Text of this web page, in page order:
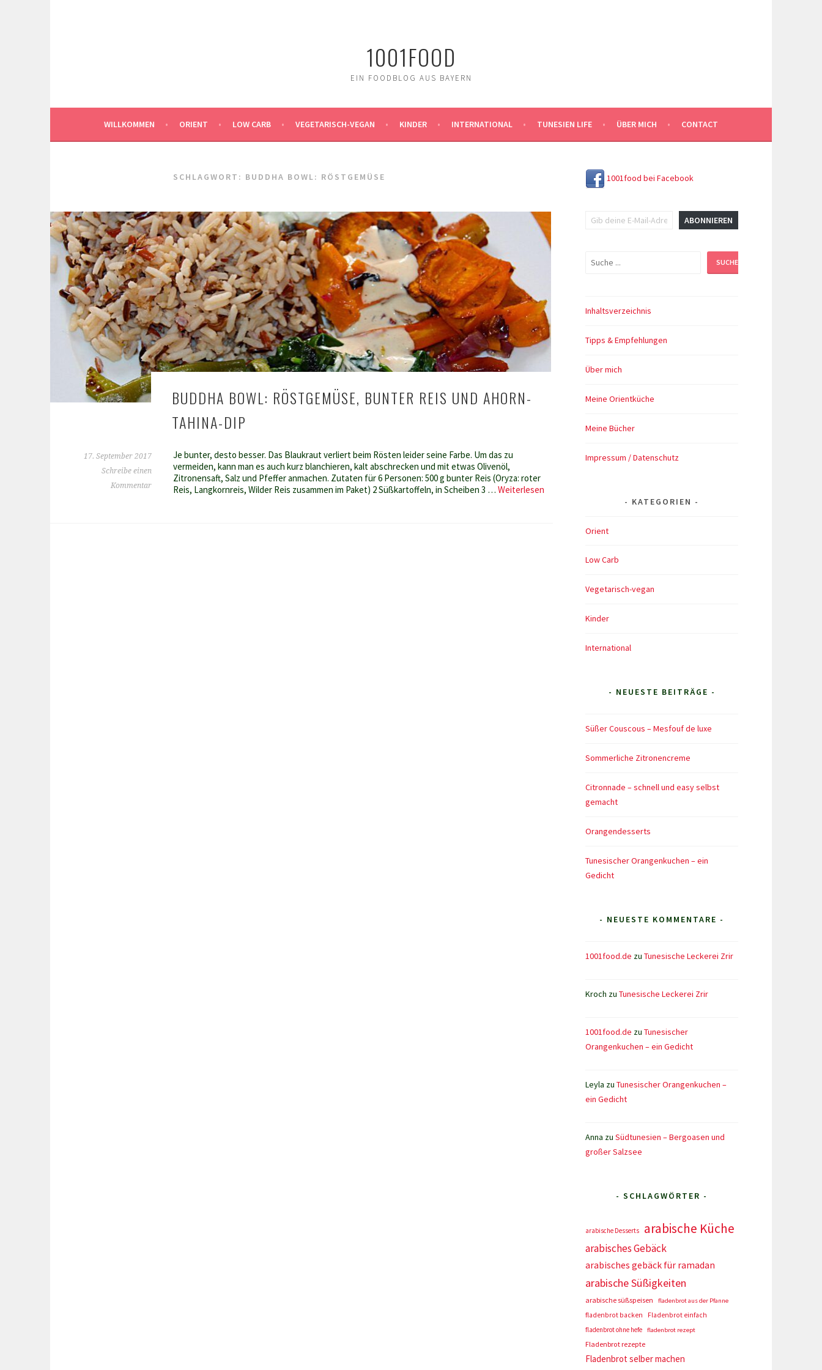
1001FOOD
EIN FOODBLOG AUS BAYERN
WILLKOMMEN ORIENT LOW CARB VEGETARISCH-VEGAN KINDER INTERNATIONAL TUNESIEN LIFE ÜBER MICH CONTACT
SCHLAGWORT: BUDDHA BOWL: RÖSTGEMÜSE
BUDDHA BOWL: RÖSTGEMÜSE, BUNTER REIS UND AHORN-
TAHINA-DIP
17. September 2017
Schreibe einen
Kommentar
Je bunter, desto besser. Das Blaukraut verliert beim Rösten leider seine Farbe. Um das zu
vermeiden, kann man es auch kurz blanchieren, kalt abschrecken und mit etwas Olivenöl,
Zitronensaft, Salz und Pfeffer anmachen. Zutaten für 6 Personen: 500 g bunter Reis (Oryza: roter
Reis, Langkornreis, Wilder Reis zusammen im Paket) 2 Süßkartoffeln, in Scheiben 3 … Weiterlesen
1001food bei Facebook
ABONNIEREN
Suchen SUCHEN
Inhaltsverzeichnis
Tipps & Empfehlungen
Über mich
Meine Orientküche
Meine Bücher
Impressum / Datenschutz
KATEGORIEN
Orient
Low Carb
Vegetarisch-vegan
Kinder
International
- NEUESTE BEITRÄGE -
Süßer Couscous – Mesfouf de luxe
Sommerliche Zitronencreme
Citronnade – schnell und easy selbst
gemacht
Orangendesserts
Tunesischer Orangenkuchen – ein
Gedicht
- NEUESTE KOMMENTARE -
1001food.de zu Tunesische Leckerei Zrir
Kroch zu Tunesische Leckerei Zrir
1001food.de zu Tunesischer
Orangenkuchen – ein Gedicht
Leyla zu Tunesischer Orangenkuchen –
ein Gedicht
Anna zu Südtunesien – Bergoasen und
großer Salzsee
- SCHLAGWÖRTER -
arabische Desserts arabische Küche
arabisches Gebäck
arabisches gebäck für ramadan
arabische Süßigkeiten
arabische süßspeisen fladenbrot aus der Pfanne
fladenbrot backen
Fladenbrot einfach
fladenbrot ohne hefe
fladenbrot rezept
Fladenbrot rezepte
Fladenbrot selber machen